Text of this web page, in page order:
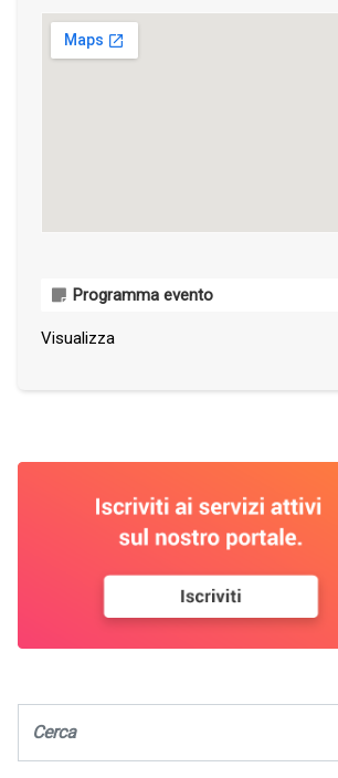
Fuori città. Architetture,
Programma evento
Visualizza